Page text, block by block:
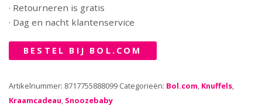
· Retourneren is gratis
· Dag en nacht klantenservice
BESTEL BIJ BOL.COM
Artikelnummer: 8717755888099 Categorieën: Bol.com, Knuffels,
Kraamcadeau, Snoozebaby